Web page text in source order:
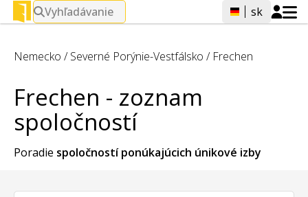
Vyhľadávanie sk
Nemecko /Severné Porýnie-Vestfálsko / Frechen
Frechen - zoznam
spoločností
Poradie spoločností ponúkajúcich únikové izby